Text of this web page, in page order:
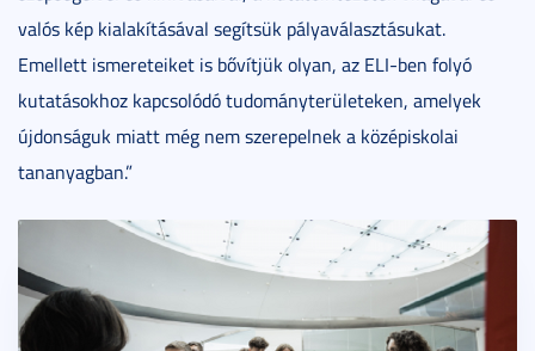
valós kép kialakításával segítsük pályaválasztásukat.
Emellett ismereteiket is bővítjük olyan, az ELI-ben folyó
kutatásokhoz kapcsolódó tudományterületeken, amelyek
újdonságuk miatt még nem szerepelnek a középiskolai
tananyagban.”